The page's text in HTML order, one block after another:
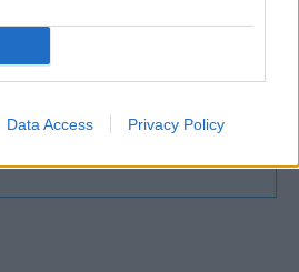
Data Access Privacy Policy
helyre szállítani.
régészeti lelet Izraelben